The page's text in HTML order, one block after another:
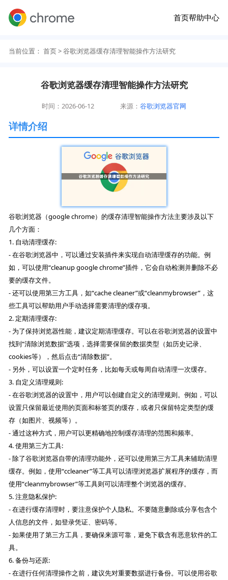
首页帮助中心
当前位置： 首页> 谷歌浏览器缓存清理智能操作方法研究
谷歌浏览器缓存清理智能操作方法研究
时间：2026-06-12 来源：谷歌浏览器官网
详情介绍
谷歌浏览器（google chrome）的缓存清理智能操作方法主要涉及以下
几个方面：
1. 自动清理缓存:
- 在谷歌浏览器中，可以通过安装插件来实现自动清理缓存的功能。例
如，可以使用“cleanup google chrome”插件，它会自动检测并删除不必
要的缓存文件。
- 还可以使用第三方工具，如“cache cleaner”或“cleanmybrowser”，这
些工具可以帮助用户手动选择需要清理的缓存项。
2. 定期清理缓存:
- 为了保持浏览器性能，建议定期清理缓存。可以在谷歌浏览器的设置中
找到“清除浏览数据”选项，选择需要保留的数据类型（如历史记录、
cookies等），然后点击“清除数据”。
- 另外，可以设置一个定时任务，比如每天或每周自动清理一次缓存。
3. 自定义清理规则:
- 在谷歌浏览器的设置中，用户可以创建自定义的清理规则。例如，可以
设置只保留最近使用的页面和标签页的缓存，或者只保留特定类型的缓
存（如图片、视频等）。
- 通过这种方式，用户可以更精确地控制缓存清理的范围和频率。
4. 使用第三方工具:
- 除了谷歌浏览器自带的清理功能外，还可以使用第三方工具来辅助清理
缓存。例如，使用“ccleaner”等工具可以清理浏览器扩展程序的缓存，而
使用“cleanmybrowser”等工具则可以清理整个浏览器的缓存。
5. 注意隐私保护:
- 在进行缓存清理时，要注意保护个人隐私。不要随意删除或分享包含个
人信息的文件，如登录凭证、密码等。
- 如果使用了第三方工具，要确保来源可靠，避免下载含有恶意软件的工
具。
6. 备份与还原:
- 在进行任何清理操作之前，建议先对重要数据进行备份。可以使用谷歌